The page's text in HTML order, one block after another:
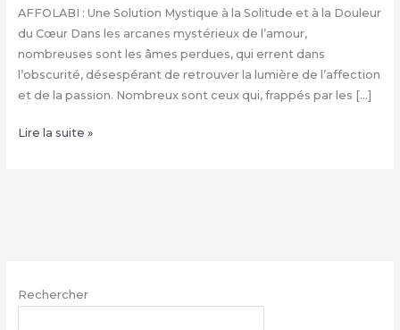
AFFOLABI : Une Solution Mystique à la Solitude et à la Douleur
du Cœur Dans les arcanes mystérieux de l’amour,
nombreuses sont les âmes perdues, qui errent dans
l’obscurité, désespérant de retrouver la lumière de l’affection
et de la passion. Nombreux sont ceux qui, frappés par les […]
Rituel
|
Lire la suite »
Rechercher